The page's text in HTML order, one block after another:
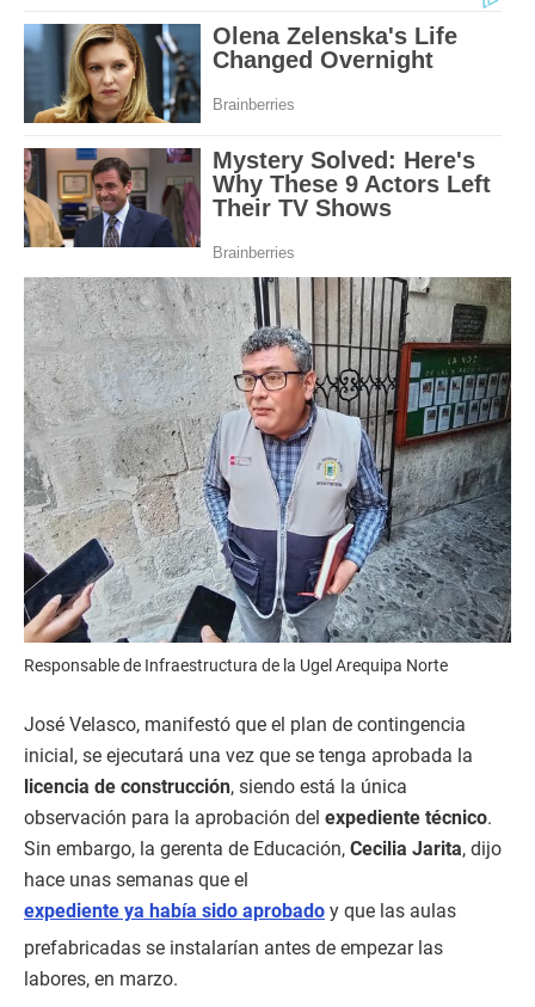
Responsable de Infraestructura de la Ugel Arequipa Norte
José Velasco, manifestó que el plan de contingencia
inicial, se ejecutará una vez que se tenga aprobada la
licencia de construcción, siendo está la única
observación para la aprobación del expediente técnico.
Sin embargo, la gerenta de Educación, Cecilia Jarita, dijo
hace unas semanas que el
expediente ya había sido aprobado y que las aulas
prefabricadas se instalarían antes de empezar las
labores, en marzo.